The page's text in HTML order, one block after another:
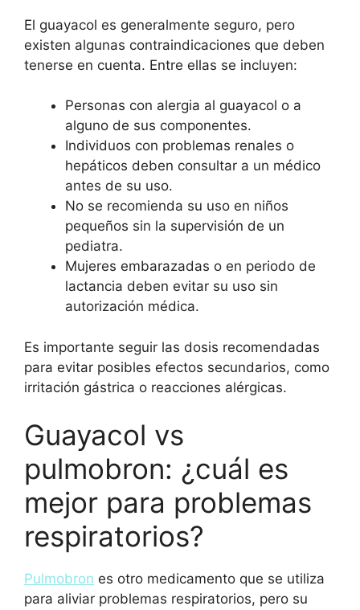
El guayacol es generalmente seguro, pero
existen algunas contraindicaciones que deben
tenerse en cuenta. Entre ellas se incluyen:
Personas con alergia al guayacol o a
alguno de sus componentes.
Individuos con problemas renales o
hepáticos deben consultar a un médico
antes de su uso.
No se recomienda su uso en niños
pequeños sin la supervisión de un
pediatra.
Mujeres embarazadas o en periodo de
lactancia deben evitar su uso sin
autorización médica.
Es importante seguir las dosis recomendadas
para evitar posibles efectos secundarios, como
irritación gástrica o reacciones alérgicas.
Guayacol vs
pulmobron: ¿cuál es
mejor para problemas
respiratorios?
Pulmobron es otro medicamento que se utiliza
para aliviar problemas respiratorios, pero su